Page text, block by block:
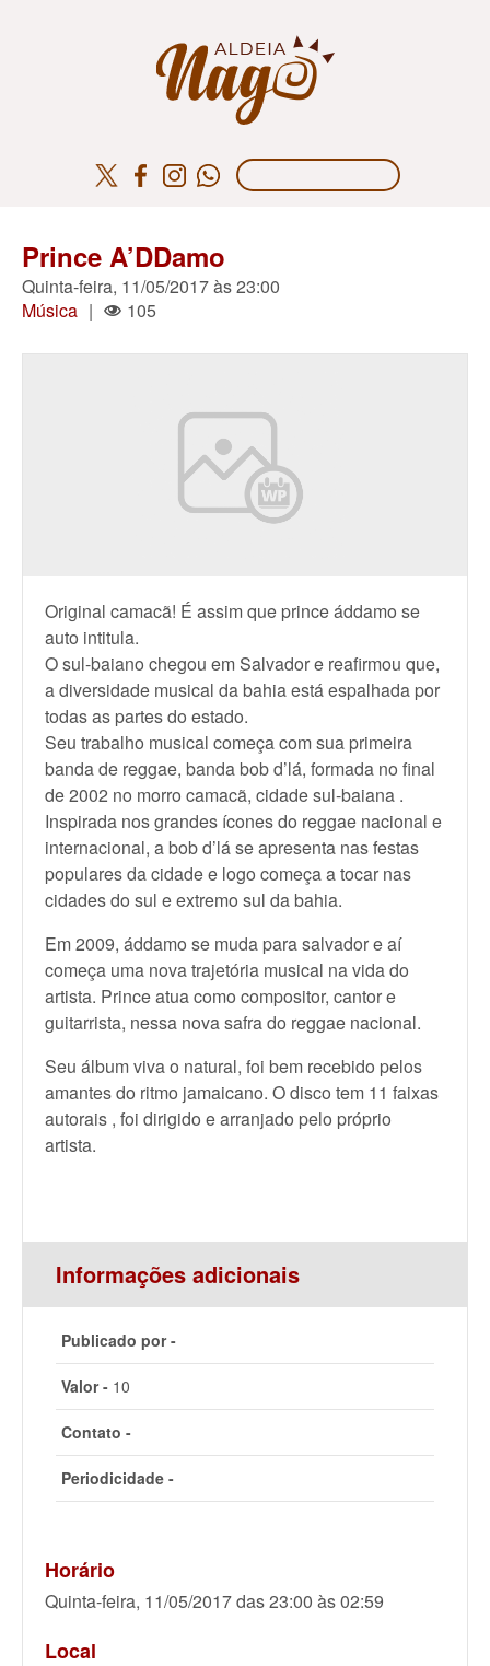
Prince A’DDamo
Quinta-feira, 11/05/2017 às 23:00
Música | 105
Original camacã! É assim que prince áddamo se
auto intitula.
O sul-baiano chegou em Salvador e reafirmou que,
a diversidade musical da bahia está espalhada por
todas as partes do estado.
Seu trabalho musical começa com sua primeira
banda de reggae, banda bob d’lá, formada no final
de 2002 no morro camacã, cidade sul-baiana .
Inspirada nos grandes ícones do reggae nacional e
internacional, a bob d’lá se apresenta nas festas
populares da cidade e logo começa a tocar nas
cidades do sul e extremo sul da bahia.
Em 2009, áddamo se muda para salvador e aí
começa uma nova trajetória musical na vida do
artista. Prince atua como compositor, cantor e
guitarrista, nessa nova safra do reggae nacional.
Seu álbum viva o natural, foi bem recebido pelos
amantes do ritmo jamaicano. O disco tem 11 faixas
autorais , foi dirigido e arranjado pelo próprio
artista.
Informações adicionais
Publicado por -
Valor - 10
Contato -
Periodicidade -
Horário
Quinta-feira, 11/05/2017 das 23:00 às 02:59
Local